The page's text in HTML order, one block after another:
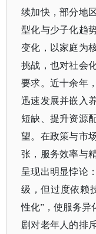
续加快，部分地
型化与少子化趋
变化，以家庭为
挑战，也对社会
要求。近十余年
迅速发展并嵌入
短缺、提升资源
望。在政策与市
张，服务效率与
呈现出明显悖论
级，但过度依赖
性化”，使服务异
剧对老年人的排